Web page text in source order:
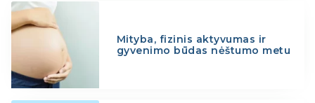
Mityba, fizinis aktyvumas ir
gyvenimo būdas nėštumo metu